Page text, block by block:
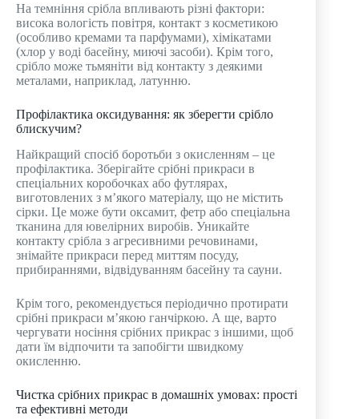
На темніння срібла впливають різні фактори:
висока вологість повітря, контакт з косметикою
(особливо кремами та парфумами), хімікатами
(хлор у воді басейну, миючі засоби). Крім того,
срібло може тьмяніти від контакту з деякими
металами, наприклад, латунню.
Профілактика оксидування: як зберегти срібло
блискучим?
Найкращий спосіб боротьби з окисленням – це
профілактика. Зберігайте срібні прикраси в
спеціальних коробочках або футлярах,
виготовлених з м’якого матеріалу, що не містить
сірки. Це може бути оксамит, фетр або спеціальна
тканина для ювелірних виробів. Уникайте
контакту срібла з агресивними речовинами,
знімайте прикраси перед миттям посуду,
прибираннями, відвідуванням басейну та сауни.
Крім того, рекомендується періодично протирати
срібні прикраси м’якою ганчіркою. А ще, варто
чергувати носіння срібних прикрас з іншими, щоб
дати їм відпочити та запобігти швидкому
окисленню.
Чистка срібних прикрас в домашніх умовах: прості
та ефективні методи